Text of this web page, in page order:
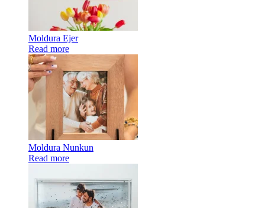
Moldura Ejer
Read more
Moldura Nunkun
Read more